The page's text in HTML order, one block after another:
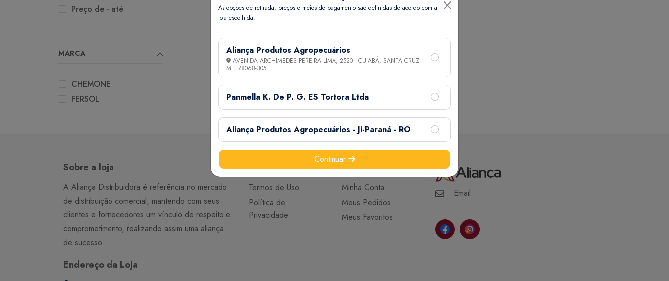
Preço de - até
MARCA
CHEMONE
FERSOL
Sobre a loja
A Aliança Distribuidora é referência no mercado
de distribuição comercial, mantendo com seus
clientes e fornecedores um vínculo de respeito e
comprometimento, realizando assim uma aliança
de sucesso.
Endereço da Loja
Informações
Termos de Uso
Política de
Privacidade
Ajuda
Minha Conta
Meus Pedidos
Meus Favoritos
Email:
As opções de retirada, preços e meios de pagamento são definidas de acordo com a
loja escolhida.
Aliança Produtos Agropecuários
AVENIDA ARCHIMEDES PEREIRA LIMA, 2520 - CUIABÁ, SANTA CRUZ -
MT, 78068-305
Panmella K. De P. G. ES Tortora Ltda
Aliança Produtos Agropecuários - Ji-Paraná - RO
Continuar